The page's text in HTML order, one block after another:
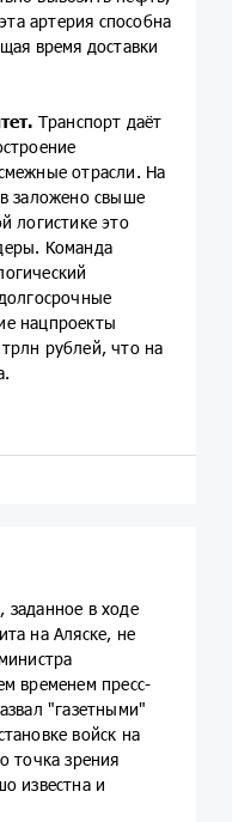
артерия способна
время доставки
Транспорт даёт
отрасли. На
заложено свыше
логистике это
Команда
нацпроекты
рублей, что на
заданное в ходе
на Аляске, не
временем пресс-
"газетными"
войск на
точка зрения
известна и